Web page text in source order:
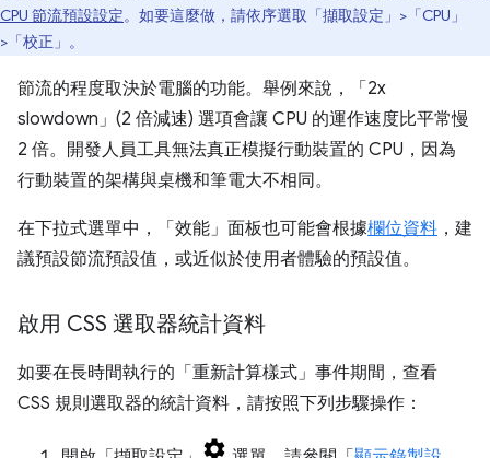
CPU 節流預設設定。如要這麼做，請依序選取「擷取設定」 >「CPU」
>「校正」 。
節流的程度取決於電腦的功能。舉例來說，「2x
slowdown」(2 倍減速) 選項會讓 CPU 的運作速度比平常慢
2 倍。開發人員工具無法真正模擬行動裝置的 CPU，因為
行動裝置的架構與桌機和筆電大不相同。
在下拉式選單中，「效能」 面板也可能會根據欄位資料 ，建
議預設節流預設值，或近似於使用者體驗的預設值。
啟用 CSS 選取器統計資料
如要在長時間執行的「重新計算樣式」 事件期間，查看
CSS 規則選取器的統計資料，請按照下列步驟操作：